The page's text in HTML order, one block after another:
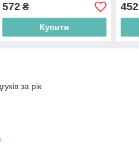
572₴
Купити
за рік